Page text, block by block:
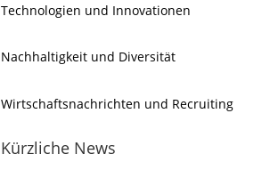
Technologien und Innovationen
Nachhaltigkeit und Diversität
Wirtschaftsnachrichten und Recruiting
Kürzliche News